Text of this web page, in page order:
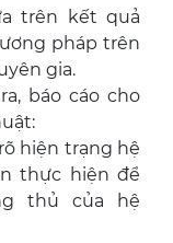
trên kết quả
pháp trên
gia.
báo cáo cho
hiện trạng hệ
thực hiện để
thủ của hệ